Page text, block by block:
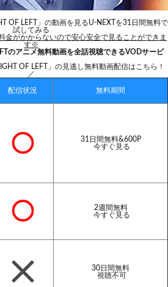
OF LEFT」の動画を見るU-NEXTを31日間無料で
試してみる
がかからないので安心安全で見ることができま
す※
のアニメ無料動画を全話視聴できるVODサービ
OF LEFT」の見逃し無料動画配信はこちら！
／
配信状況 無料期間
31日間無料&600P
今すぐ見る
2週間無料
今すぐ見る
30日間無料
視聴不可